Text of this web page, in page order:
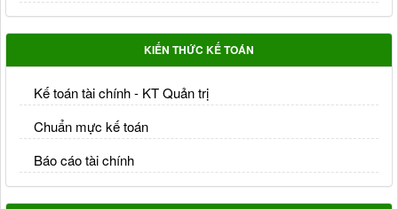
KIẾN THỨC KẾ TOÁN
Kế toán tài chính - KT Quản trị
Chuẩn mực kế toán
Báo cáo tài chính